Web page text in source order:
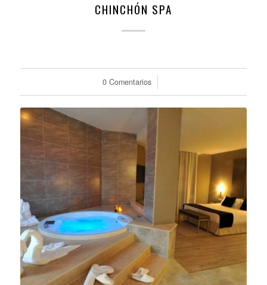
CHINCHÓN SPA
0 Comentarios
/